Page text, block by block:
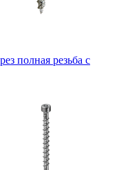
полная резьба с